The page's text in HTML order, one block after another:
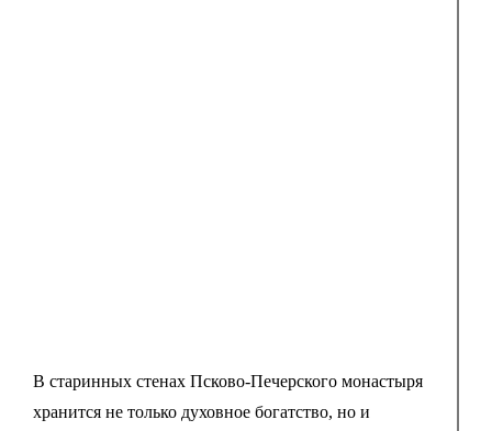
В старинных стенах Псково-Печерского монастыря
хранится не только духовное богатство, но и